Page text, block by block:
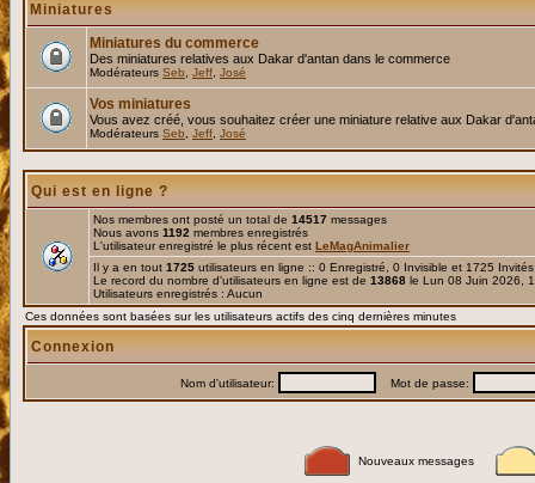
Miniatures
Miniatures du commerce
Des miniatures relatives aux Dakar d'antan dans le commerce
Modérateurs Seb Jeff José
Vos miniatures
Vous avez créé, vous souhaitez créer une miniature relative aux Dakar
Modérateurs Seb Jeff José
Qui est en ligne ?
Nos membres ont posté un total de 14517 messages
Nous avons 1192 membres enregistrés
L'utilisateur enregistré le plus récent est LeMagAnimalier
Il y a en tout 1725 utilisateurs en ligne :: 0 Enregistré, 0 Invisible et 1725
Le record du nombre d'utilisateurs en ligne est de 13868 le Lun 08 Juin 2026,
Utilisateurs enregistrés : Aucun
Ces données sont basées sur les utilisateurs actifs des cinq dernières minutes
Connexion
Nom d'utilisateur: Mot de passe:
Nouveaux messages